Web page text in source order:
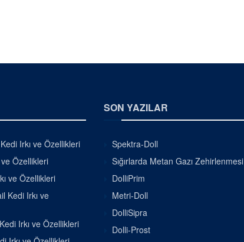
Irkı ve Özellikleri
Özellikleri
ve Özellikleri
Kedi Irkı ve
Irkı ve Özellikleri
SON YAZILAR
Spektra-Doll
Sığırlarda Metan Gazı Zehirlenmesi
DolliPrim
Metri-Doll
DolliSipra
Dolli-Prost